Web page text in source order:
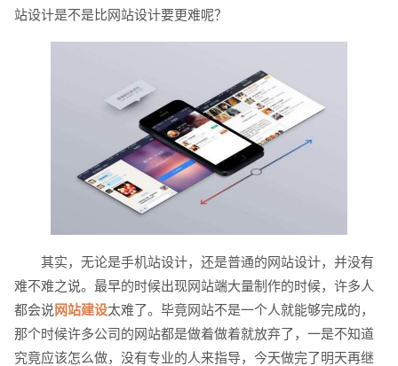
站设计是不是比网站设计要更难呢？
其实，无论是手机站设计，还是普通的网站设计，并没有
难不难之说。最早的时候出现网站端大量制作的时候，许多人
都会说 网站建设太难了。毕竟网站不是一个人就能够完成的，
那个时候许多公司的网站都是做着做着就放弃了，一是不知道
究竟应该怎么做，没有专业的人来指导，今天做完了明天再继
请输入您的公司名称 名字
电话 微信号